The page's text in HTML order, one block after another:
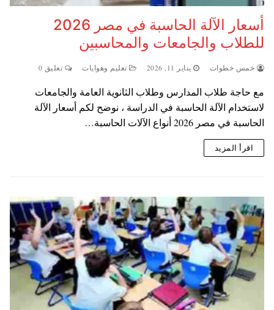
أسعار الآلة الحاسبة في مصر 2026
للطلاب والجامعات والمحاسبين
خمس خطوات يناير 11, 2026 تعليم وهوايات تعليق 0
مع حاجة طلاب المدارس وطلاب الثانوية العامة والجامعات
لاستخدام الآلة الحاسبة في الدراسة ، نوضح لكم أسعار الآلة
الحاسبة في مصر 2026 أنواع الآلات الحاسبة…
اقرأ المزيد